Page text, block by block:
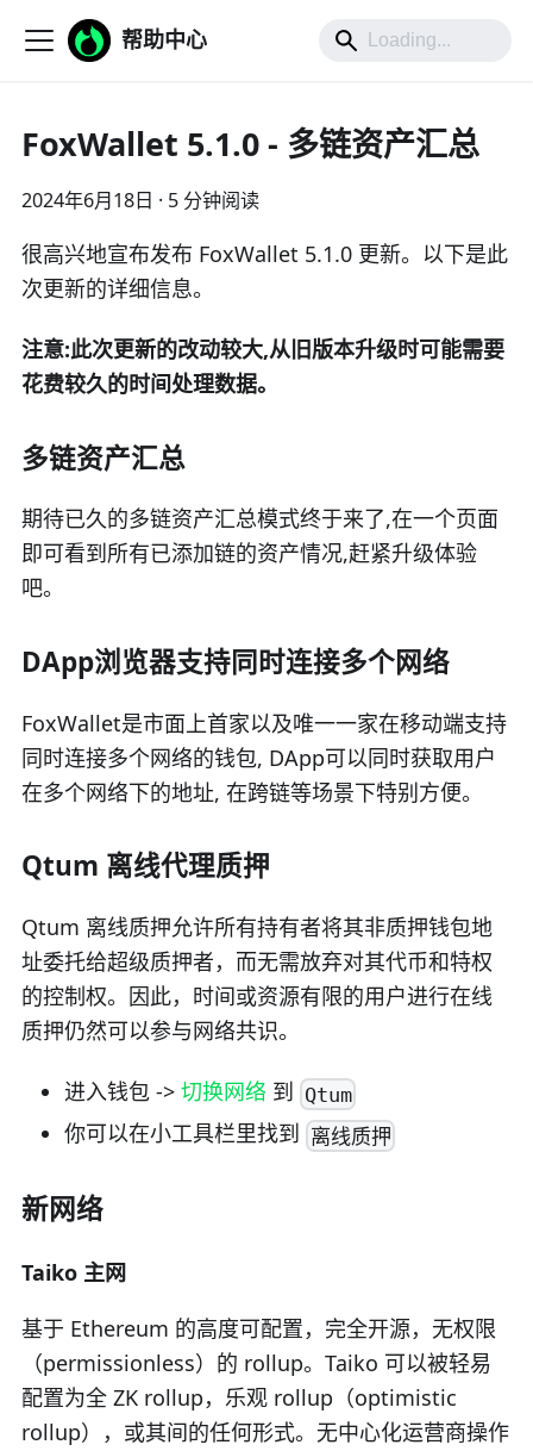
帮助中心
FoxWallet 5.1.0 - 多链资产汇总
2024年6月18日 · 5 分钟阅读
很高兴地宣布发布 FoxWallet 5.1.0 更新。以下是此
次更新的详细信息。
注意:此次更新的改动较大,从旧版本升级时可能需要
花费较久的时间处理数据。
多链资产汇总
期待已久的多链资产汇总模式终于来了,在一个页面
即可看到所有已添加链的资产情况,赶紧升级体验
吧。
DApp浏览器支持同时连接多个网络
FoxWallet是市面上首家以及唯一一家在移动端支持
同时连接多个网络的钱包, DApp可以同时获取用户
在多个网络下的地址, 在跨链等场景下特别方便。
Qtum 离线代理质押
Qtum 离线质押允许所有持有者将其非质押钱包地
址委托给超级质押者，而无需放弃对其代币和特权
的控制权。因此，时间或资源有限的用户进行在线
质押仍然可以参与网络共识。
进入钱包 -> 切换网络 到 Qtum
你可以在小工具栏里找到 离线质押
新网络
Taiko 主网
基于 Ethereum 的高度可配置，完全开源，无权限
（permissionless）的 rollup。Taiko 可以被轻易
配置为全 ZK rollup，乐观 rollup（optimistic
rollup），或其间的任何形式。无中心化运营商操作